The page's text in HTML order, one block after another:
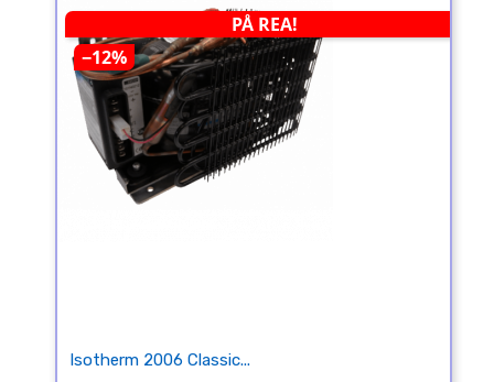
PÅ REA!
−12%
Isotherm 2006 Classic...